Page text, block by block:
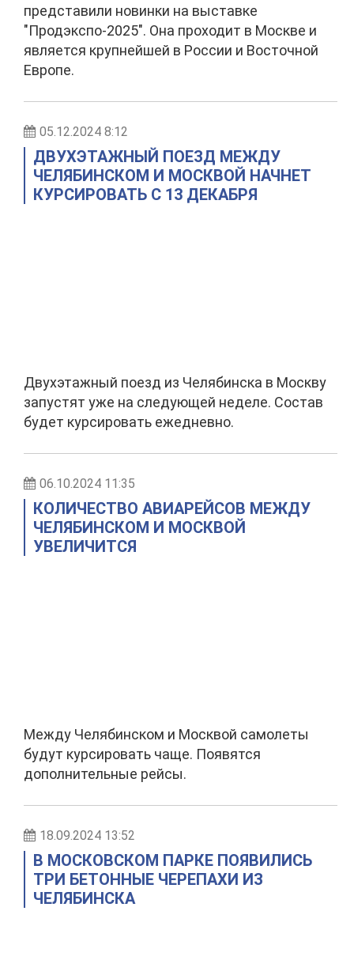
представили новинки на выставке
"Продэкспо-2025". Она проходит в Москве и
является крупнейшей в России и Восточной
Европе.
05.12.2024 8:12
ДВУХЭТАЖНЫЙ ПОЕЗД МЕЖДУ
ЧЕЛЯБИНСКОМ И МОСКВОЙ НАЧНЕТ
КУРСИРОВАТЬ С 13 ДЕКАБРЯ
Двухэтажный поезд из Челябинска в Москву
запустят уже на следующей неделе. Состав
будет курсировать ежедневно.
06.10.2024 11:35
КОЛИЧЕСТВО АВИАРЕЙСОВ МЕЖДУ
ЧЕЛЯБИНСКОМ И МОСКВОЙ
УВЕЛИЧИТСЯ
Между Челябинском и Москвой самолеты
будут курсировать чаще. Появятся
дополнительные рейсы.
18.09.2024 13:52
В МОСКОВСКОМ ПАРКЕ ПОЯВИЛИСЬ
ТРИ БЕТОННЫЕ ЧЕРЕПАХИ ИЗ
ЧЕЛЯБИНСКА